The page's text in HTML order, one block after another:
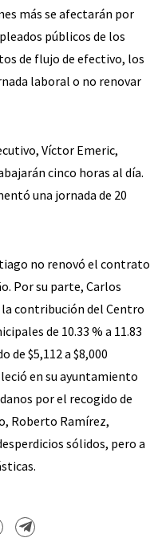
más se afectarán por
públicos de los
de flujo de efectivo, los
laboral o no renovar
Víctor Emeric,
cinco horas al día.
una jornada de 20
no renovó el contrato
Por su parte, Carlos
contribución del Centro
de 10.33 % a 11.83
de $5,112 a $8,000
en su ayuntamiento
por el recogido de
Roberto Ramírez,
sólidos, pero a